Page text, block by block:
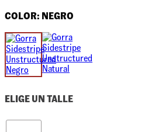
COLOR: NEGRO
ELIGE UN TALLE